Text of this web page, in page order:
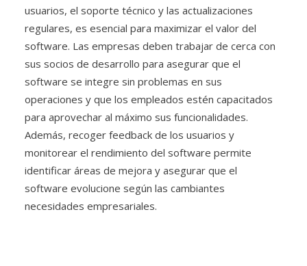
usuarios, el soporte técnico y las actualizaciones
regulares, es esencial para maximizar el valor del
software. Las empresas deben trabajar de cerca con
sus socios de desarrollo para asegurar que el
software se integre sin problemas en sus
operaciones y que los empleados estén capacitados
para aprovechar al máximo sus funcionalidades.
Además, recoger feedback de los usuarios y
monitorear el rendimiento del software permite
identificar áreas de mejora y asegurar que el
software evolucione según las cambiantes
necesidades empresariales.